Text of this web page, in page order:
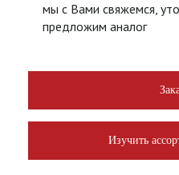
мы с Вами свяжемся,
предложим аналог
Изучить